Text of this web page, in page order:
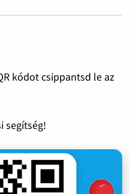
kódot csippantsd le az
segítség!